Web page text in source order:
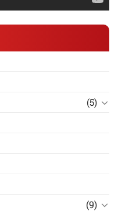
(5)
(9)